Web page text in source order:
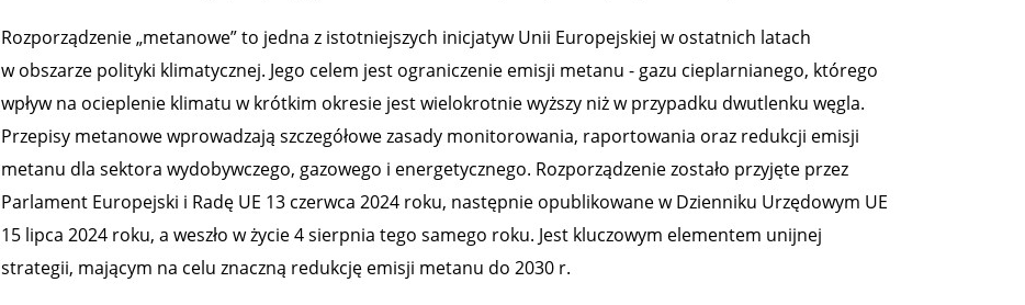
Rozporządzenie „metanowe” to jedna z istotniejszych inicjatyw Unii Europejskiej w ostatnich latach
w obszarze polityki klimatycznej. Jego celem jest ograniczenie emisji metanu - gazu cieplarnianego, którego
wpływ na ocieplenie klimatu w krótkim okresie jest wielokrotnie wyższy niż w przypadku dwutlenku węgla.
Przepisy metanowe wprowadzają szczegółowe zasady monitorowania, raportowania oraz redukcji emisji
metanu dla sektora wydobywczego, gazowego i energetycznego. Rozporządzenie zostało przyjęte przez
Parlament Europejski i Radę UE 13 czerwca 2024 roku, następnie opublikowane w Dzienniku Urzędowym UE
15 lipca 2024 roku, a weszło w życie 4 sierpnia tego samego roku. Jest kluczowym elementem unijnej
strategii, mającym na celu znaczną redukcję emisji metanu do 2030 r.